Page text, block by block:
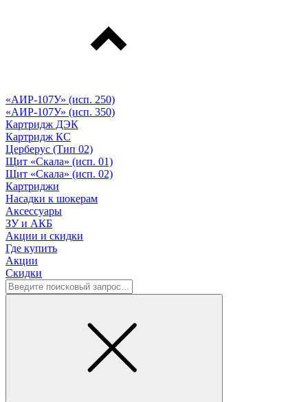
«АИР-107У» (исп. 250)
«АИР-107У» (исп. 350)
Картридж ДЭК
Картридж КС
Церберус (Тип 02)
Щит «Скала» (исп. 01)
Щит «Скала» (исп. 02)
Картриджи
Насадки к шокерам
Аксессуары
ЗУ и АКБ
Акции и скидки
Где купить
Акции
Скидки